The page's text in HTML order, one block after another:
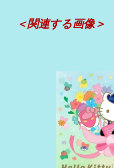
＜関連する画像＞